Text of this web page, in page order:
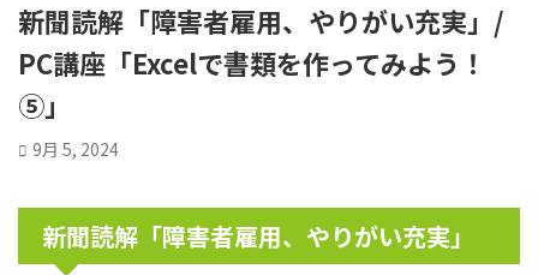
新聞読解「障害者雇用、やりがい充実」/
PC講座「Excelで書類を作ってみよう！
⑤」
9月 5, 2024
新聞読解「障害者雇用、やりがい充実」